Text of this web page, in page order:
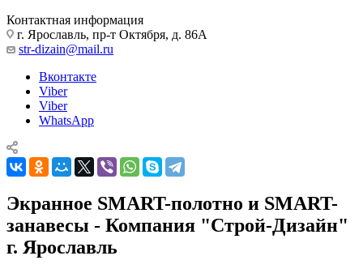
Контактная информация
г. Ярославль, пр-т Октября, д. 86А
str-dizain@mail.ru
Вконтакте
Viber
Viber
WhatsApp
Экранное SMART-полотно и SMART-
занавесы - Компания "Строй-Дизайн"
г. Ярославль